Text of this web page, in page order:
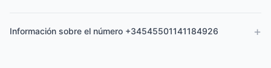
Información sobre el número +34545501141184926 +